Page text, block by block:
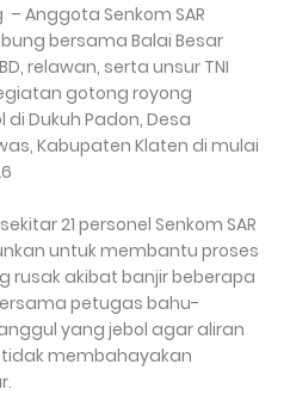
Anggota Senkom SAR
bersama Balai Besar
relawan, serta unsur TNI
gotong royong
Dukuh Padon, Desa
Kabupaten Klaten di mulai
21 personel Senkom SAR
untuk membantu proses
akibat banjir beberapa
petugas bahu-
yang jebol agar aliran
membahayakan